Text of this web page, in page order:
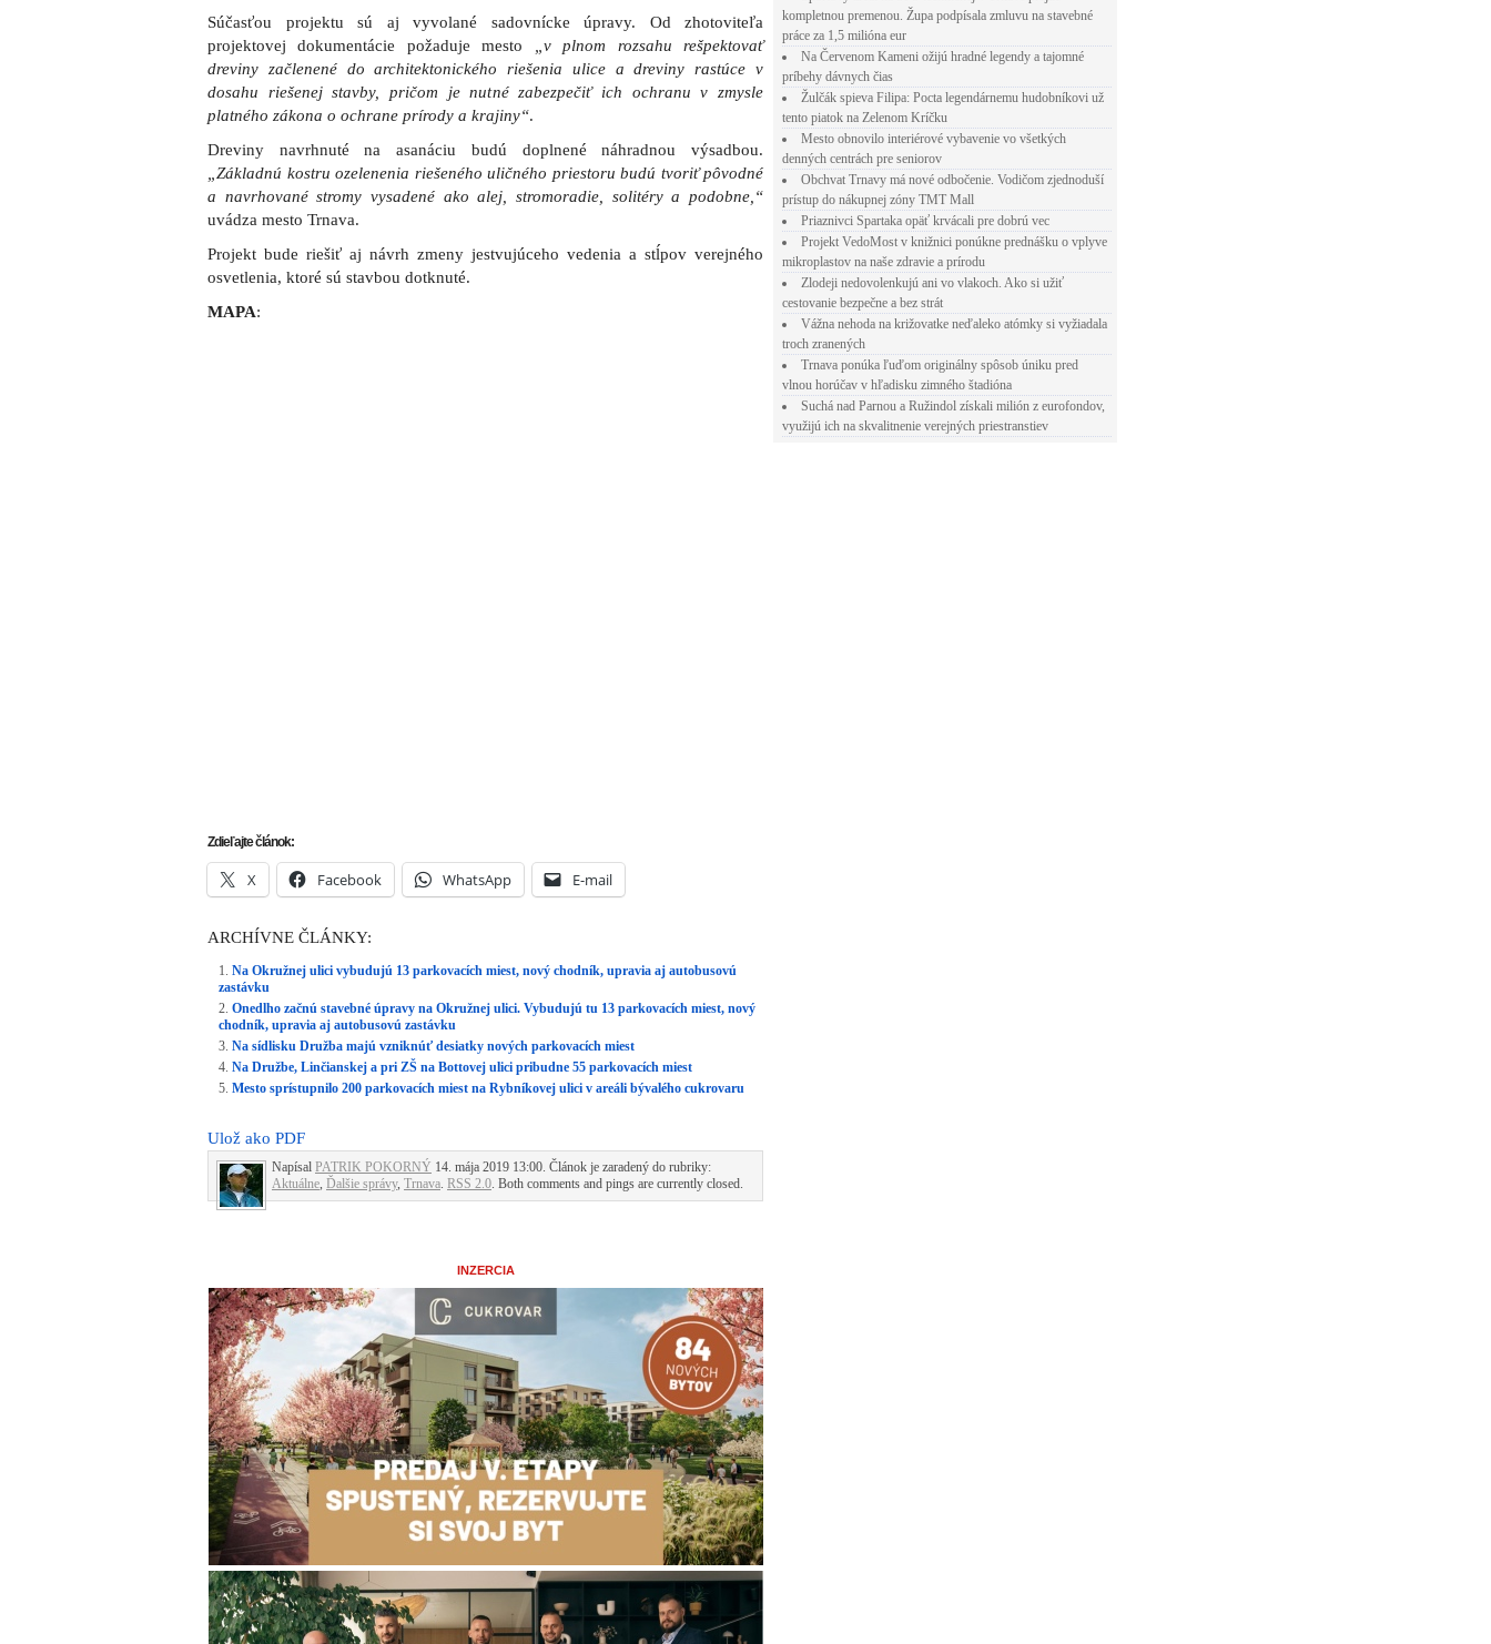
INZERCIA
kompletnou premenou. Župa podpísala zmluvu na stavebné
práce za 1,5 milióna eur
Na Červenom Kameni ožijú hradné legendy a tajomné
príbehy dávnych čias
Žulčák spieva Filipa: Pocta legendárnemu hudobníkovi už
tento piatok na Zelenom Kríčku
Mesto obnovilo interiérové vybavenie vo všetkých
denných centrách pre seniorov
Obchvat Trnavy má nové odbočenie. Vodičom zjednoduší
prístup do nákupnej zóny TMT Mall
Priaznivci Spartaka opäť krvácali pre dobrú vec
Projekt VedoMost v knižnici ponúkne prednášku o vplyve
mikroplastov na naše zdravie a prírodu
Zlodeji nedovolenkujú ani vo vlakoch. Ako si užiť
cestovanie bezpečne a bez strát
Vážna nehoda na križovatke neďaleko atómky si vyžiadala
troch zranených
Trnava ponúka ľuďom originálny spôsob úniku pred
vlnou horúčav v hľadisku zimného štadióna
Suchá nad Parnou a Ružindol získali milión z eurofondov,
využijú ich na skvalitnenie verejných priestranstiev